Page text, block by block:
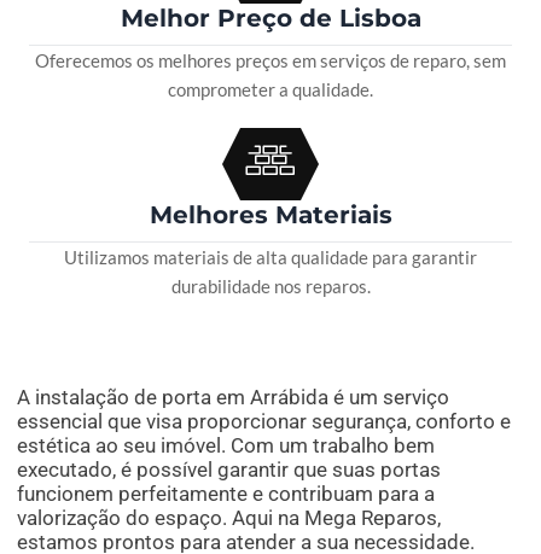
Melhor Preço de Lisboa
Oferecemos os melhores preços em serviços de reparo, sem
comprometer a qualidade.
Melhores Materiais
Utilizamos materiais de alta qualidade para garantir
durabilidade nos reparos.
A instalação de porta em Arrábida é um serviço
essencial que visa proporcionar segurança, conforto e
estética ao seu imóvel. Com um trabalho bem
executado, é possível garantir que suas portas
funcionem perfeitamente e contribuam para a
valorização do espaço. Aqui na Mega Reparos,
estamos prontos para atender a sua necessidade.